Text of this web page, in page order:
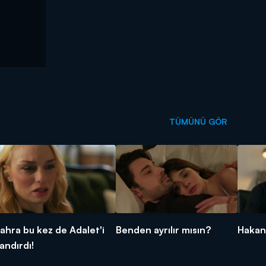
TÜMÜNÜ GÖR
bu kez de Adalet'i
Benden ayrılır mısın?